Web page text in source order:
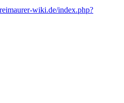
wiki.de/index.php?